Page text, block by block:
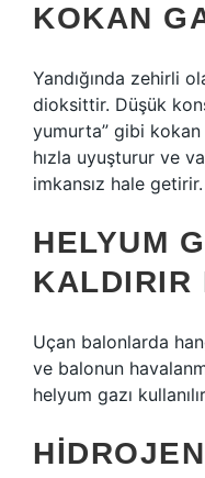
KOKAN
Yandığında zehirli
dioksittir. Düşük
yumurta” gibi
hızla uyuşturur ve
imkansız hale getirir.
HELYUM
KALDIRIR
Uçan balonlarda
ve balonun
helyum gazı